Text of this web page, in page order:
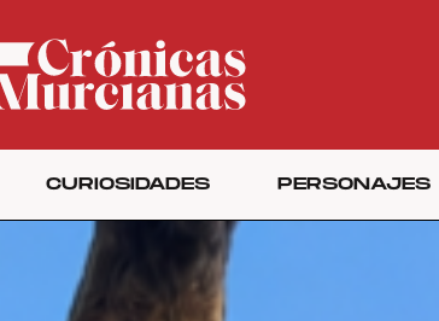
CURIOSIDADES PERSONAJES